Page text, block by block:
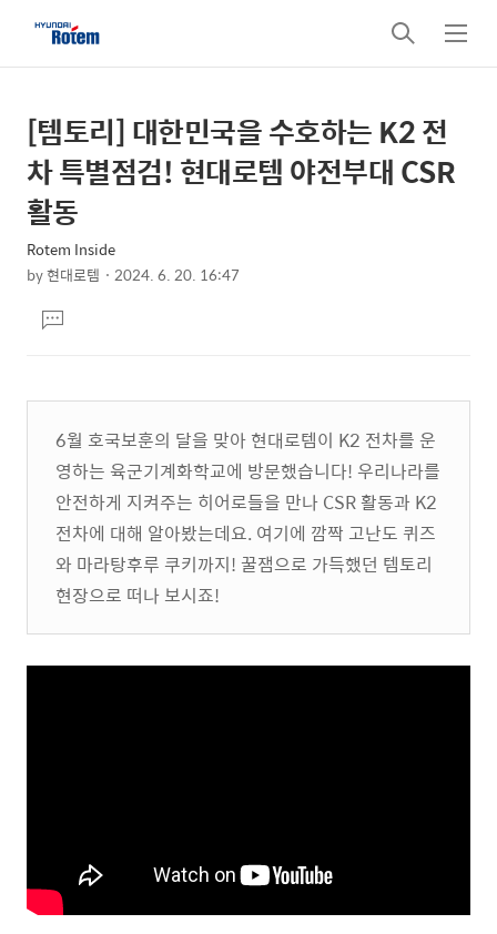
검
색
메
뉴
상
세
컨
텐
츠
본
문
제
목
[템토리] 대한민국을 수호하는 K2 전
차 특별점검! 현대로템 야전부대 CSR
활동
Rotem Inside
by현대로템 2024. 6. 20. 16:47
문댓
글
6월 호국보훈의 달을 맞아 현대로템이 K2 전차를 운
영하는 육군기계화학교에 방문했습니다! 우리나라를
안전하게 지켜주는 히어로들을 만나 CSR 활동과 K2
전차에 대해 알아봤는데요. 여기에 깜짝 고난도 퀴즈
와 마라탕후루 쿠키까지! 꿀잼으로 가득했던 템토리
현장으로 떠나 보시죠!